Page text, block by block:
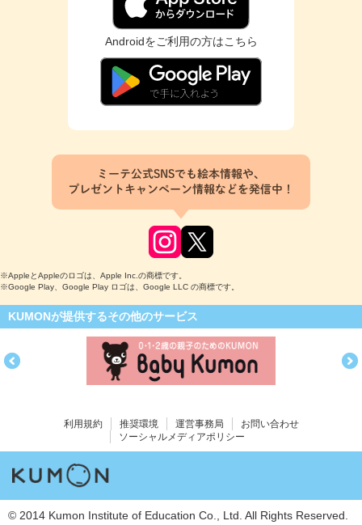
Androidをご利用の方はこちら
ミーテ公式SNSでも絵本情報や、
プレゼントキャンペーン情報などを発信中！
※AppleとAppleのロゴは、Apple Inc.の商標です。
※Google Play、Google Play ロゴは、Google LLC の商標です。
KUMONが提供するその他のサービス
利用規約 推奨環境 運営事務局
お問い合わせ
ソーシャルメディアポリシー
© 2014 Kumon Institute of Education Co., Ltd. All Rights Reserved.